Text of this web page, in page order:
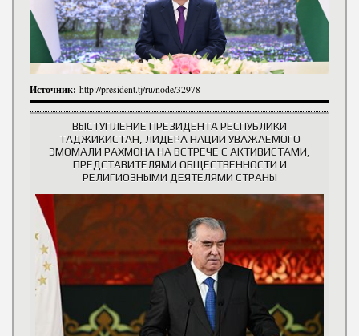
Источник: http://president.tj/ru/node/32978
ВЫСТУПЛЕНИЕ ПРЕЗИДЕНТА РЕСПУБЛИКИ
ТАДЖИКИСТАН, ЛИДЕРА НАЦИИ УВАЖАЕМОГО
ЭМОМАЛИ РАХМОНА НА ВСТРЕЧЕ С АКТИВИСТАМИ,
ПРЕДСТАВИТЕЛЯМИ ОБЩЕСТВЕННОСТИ И
РЕЛИГИОЗНЫМИ ДЕЯТЕЛЯМИ СТРАНЫ